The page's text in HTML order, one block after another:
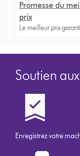
Promesse du
prix
Le meilleur prix garanti
Soutien
Enregistrez votre